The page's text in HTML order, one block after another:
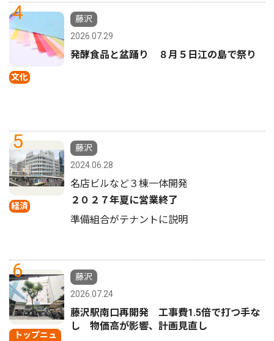
4
文化
藤沢
2026.07.29
発酵食品と盆踊り ８月５日江の島で祭り
5
経済
藤沢
2024.06.28
名店ビルなど３棟一体開発
２０２７年夏に営業終了
準備組合がテナントに説明
6
トップニュ
藤沢
2026.07.24
藤沢駅南口再開発 工事費1.5倍で打つ手な
し 物価高が影響、計画見直し